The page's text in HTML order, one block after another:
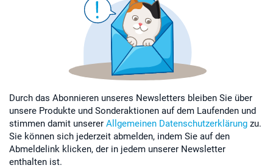
Durch das Abonnieren unseres Newsletters bleiben Sie über
unsere Produkte und Sonderaktionen auf dem Laufenden und
stimmen damit unserer Allgemeinen Datenschutzerklärung zu.
Sie können sich jederzeit abmelden, indem Sie auf den
Abmeldelink klicken, der in jedem unserer Newsletter
enthalten ist.